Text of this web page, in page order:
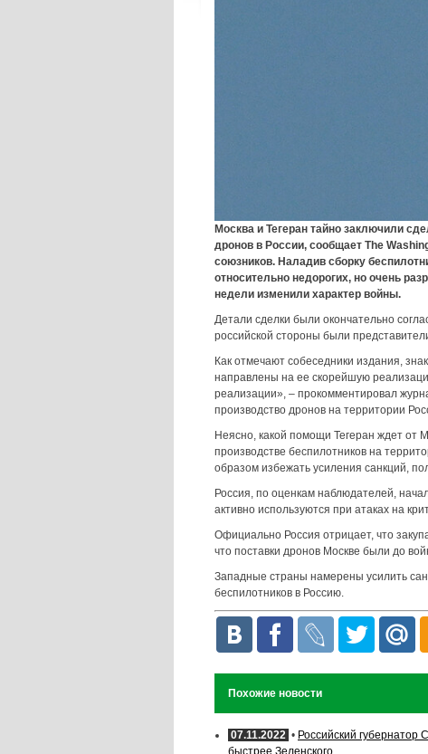
Москва и Тегеран тайно заключили
дронов в России, сообщает The
союзников. Наладив сборку
относительно недорогих, но очень
недели изменили характер войны.
Детали сделки были окончательно
российской стороны были
Как отмечают собеседники издания,
направлены на ее скорейшую
реализации», – прокомментировал
производство дронов на территории
Неясно, какой помощи Тегеран ждет от
производстве беспилотников на
образом избежать усиления санкций,
Россия, по оценкам наблюдателей,
активно используются при атаках на
Официально Россия отрицает, что
что поставки дронов Москве были до
Западные страны намерены усилить
беспилотников в Россию.
Похожие новости
07.11.2022 • Российский
быстрее Зеленского